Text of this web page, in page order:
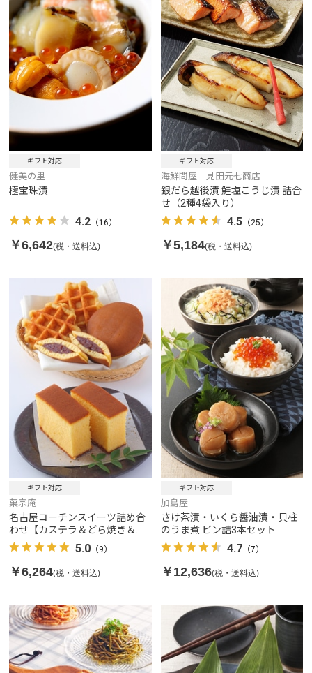
ギフト対応
健美の里
極宝珠漬
4.2 （16）
￥6,642(税・送料込)
ギフト対応
海鮮問屋 見田元七商店
銀だら越後漬 鮭塩こうじ漬 詰合
せ（2種4袋入り）
4.5（25）
￥5,184(税・送料込)
ギフト対応
菓宗庵
名古屋コーチンスイーツ詰め合
わせ【カステラ＆どら焼き＆ワ
ッフル】
5.0 （9）
￥6,264(税・送料込)
ギフト対応
加島屋
さけ茶漬・いくら醤油漬・貝柱
のうま煮 ビン詰3本セット
4.7（7）
￥12,636(税・送料込)